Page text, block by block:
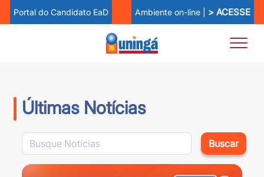
Portal do Candidato EaD Ambiente on-line | > ACESSE
Últimas Notícias
Buscar